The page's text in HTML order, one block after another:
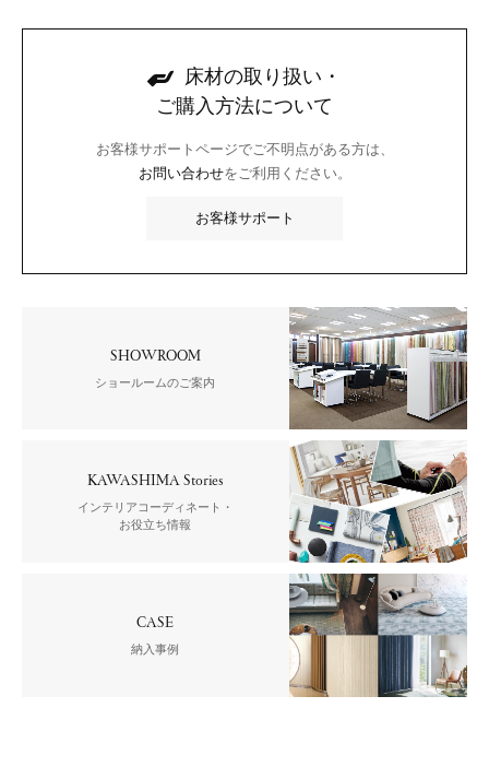
床材の取り扱い・
ご購入方法について
お客様サポートページでご不明点がある方は、
お問い合わせをご利用ください。
お客様サポート
SHOWROOM
ショールームのご案内
KAWASHIMA Stories
インテリアコーディネート・
お役立ち情報
CASE
納入事例